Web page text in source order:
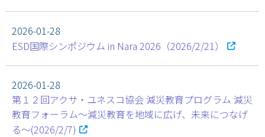
2026-01-28
ESD国際シンポジウム in Nara 2026（2026/2/21）
2026-01-28
第１２回アクサ・ユネスコ協会 減災教育プログラム 減災
教育フォーラム～減災教育を地域に広げ、未来につなげ
る～(2026/2/7)